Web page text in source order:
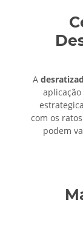
A
com os
podem